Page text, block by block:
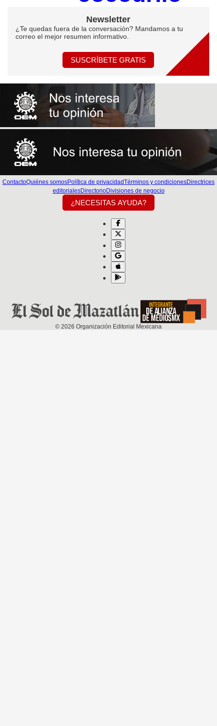
Newsletter
¿Te quedas fuera de la conversación? Mandamos a tu
correo el mejor resumen informativo.
SUSCRÍBETE GRATIS
ContactoQuiénes somosPolítica de privacidadTérminos y condicionesDirectrices
editorialesDirectorioDivisiones de negocio
¿NECESITAS AYUDA?
© 2026 Organización Editorial Mexicana